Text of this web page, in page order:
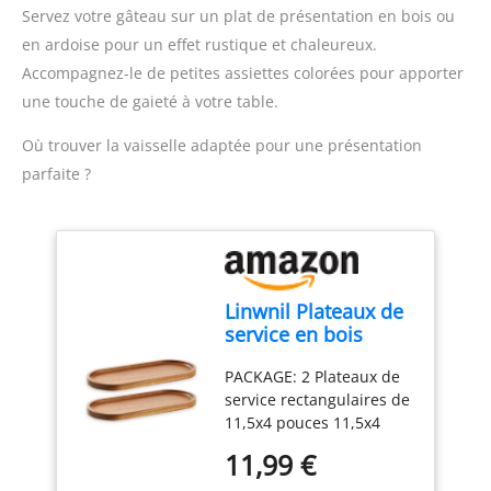
comptoir au placard.
RÉPARABLE PENDANT 15
ANS À UN PRIX
RAISONNABLE : Nous
vous recommandons de
produit dans notre
dure plus longtemps.
et une fonction
pulsepour répondre à
tous vos besoins en
matière de pâtisserie.
S'ADAPTE ATOUS VOS
3 outils essentiels - un
les brioches et les pâtes
brisées. FACILE À
RANGER : Sa taille
compacte facilite le
rangement - idéal pour
comptoir au placard.
RÉPARABLE PENDANT 15
ANS À UN PRIX
vous recommandons de
Servez votre gâteau sur un plat de présentation en bois ou
en ardoise pour un effet rustique et chaleureux.
Accompagnez-le de petites assiettes colorées pour apporter
une touche de gaieté à votre table.
Où trouver la vaisselle adaptée pour une présentation
parfaite ?
Linwnil Plateaux de
service en bois
ovales en bois pour
charcuterie,
fromage, dîner -
Plateaux de service
en bois pour
PACKAGE: 2 Plateaux de
service rectangulaires de
11,5x4 pouces 11,5x4
haut de gamme : fait à la
11,99 €